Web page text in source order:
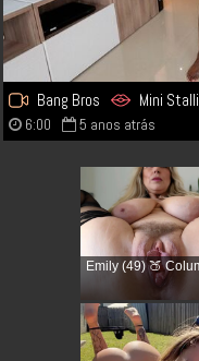
Bang Bros Mini
6:00 5 anos atrás
Emily (49) 🍑